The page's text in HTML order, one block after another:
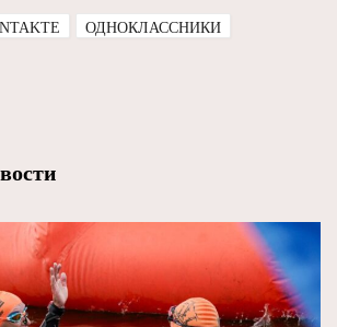
ОДНОКЛАССНИКИ